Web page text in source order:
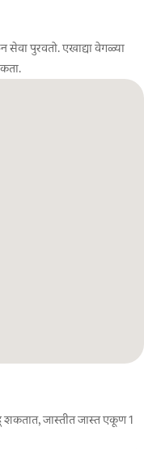
पुरवतो. एखाद्या वेगळ्या
जास्तीत जास्त एकूण 1